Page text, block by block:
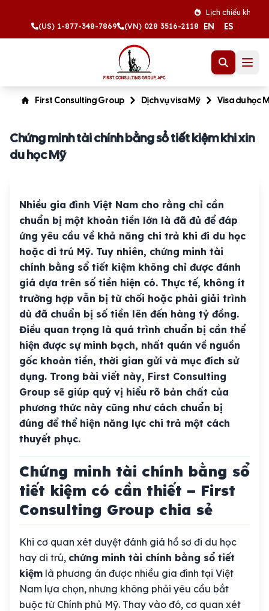
Lịch chiếu khán tháng 8
(US) 1-877-348-7869
(VN) 028 3516-2118 EN ES
First Consulting Group Dịch vụ visa Mỹ Visa du học
Chứng minh tài chính bằng sổ tiết kiệm khi xin
du học Mỹ
Nhiều gia đình Việt Nam cho rằng chỉ cần
chuẩn bị một khoản tiền lớn là đã đủ để đáp
ứng yêu cầu về khả năng chi trả khi đi du học
hoặc di trú Mỹ. Tuy nhiên, chứng minh tài
chính bằng sổ tiết kiệm không chỉ được đánh
giá dựa trên số tiền hiện có. Thực tế, không ít
trường hợp vẫn bị từ chối hoặc phải giải trình
dù đã chuẩn bị số tiền lên đến hàng tỷ đồng.
Điều quan trọng là quá trình chuẩn bị cần thể
hiện được sự minh bạch, nhất quán về nguồn
gốc khoản tiền, thời gian gửi và mục đích sử
dụng. Trong bài viết này, First Consulting
Group sẽ giúp quý vị hiểu rõ bản chất của
phương thức này cũng như cách chuẩn bị
đúng để thể hiện năng lực chi trả một cách
thuyết phục.
Chứng minh tài chính bằng sổ
tiết kiệm có cần thiết – First
Consulting Group chia sẻ
Khi cơ quan xét duyệt đánh giá hồ sơ đi du học
hay di trú, chứng minh tài chính bằng sổ tiết
kiệm là phương án được nhiều gia đình tại Việt
Nam lựa chọn, nhưng không phải yêu cầu bắt
buộc từ Chính phủ Mỹ. Thay vào đó, cơ quan xét